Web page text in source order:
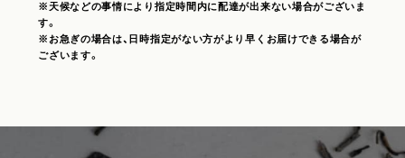
※天候などの事情により指定時間内に配達が出来ない場合がございま
す。
※お急ぎの場合は、日時指定がない方がより早くお届けできる場合が
ございます。